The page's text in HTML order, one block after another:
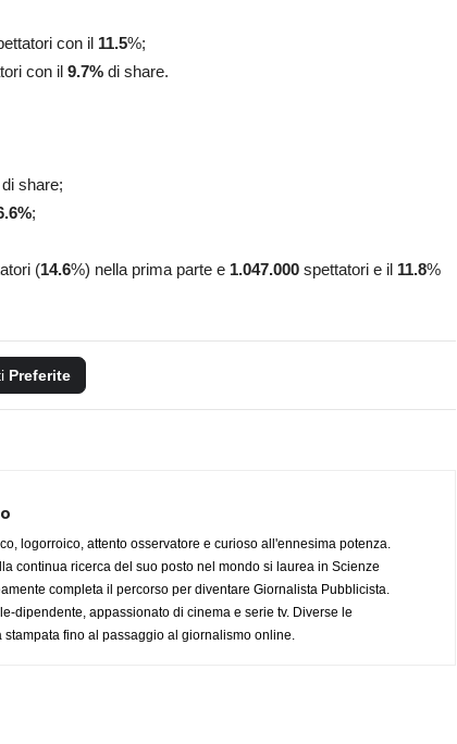
con il 11.5%;
con il 9.7% di share.
di share;
%;
(14.6%) nella prima parte e 1.047.000 spettatori e il 11.8%
Preferite
logorroico, attento osservatore e curioso all'ennesima potenza.
continua ricerca del suo posto nel mondo si laurea in Scienze
completa il percorso per diventare Giornalista Pubblicista.
dipendente, appassionato di cinema e serie tv. Diverse le
fino al passaggio al giornalismo online.